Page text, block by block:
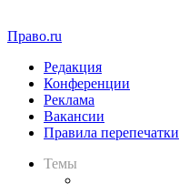
Право.ru
Редакция
Конференции
Реклама
Вакансии
Правила перепечатки
Темы